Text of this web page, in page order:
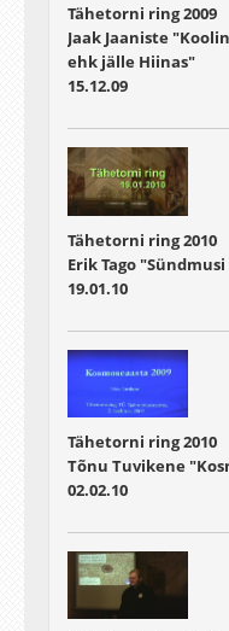
Tähetorni ring 2009
Jaak Jaaniste
ehk jälle Hiinas"
15.12.09
Tähetorni ring 2010
Erik Tago
19.01.10
Tähetorni ring 2010
Tõnu Tuvikene
02.02.10